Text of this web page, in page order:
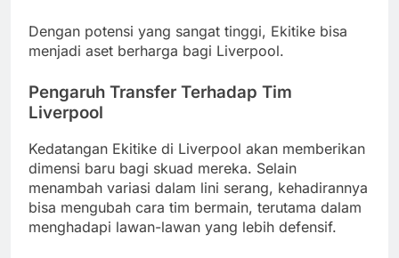
Dengan potensi yang sangat tinggi, Ekitike bisa
menjadi aset berharga bagi Liverpool.
Pengaruh Transfer Terhadap Tim
Liverpool
Kedatangan Ekitike di Liverpool akan memberikan
dimensi baru bagi skuad mereka. Selain
menambah variasi dalam lini serang, kehadirannya
bisa mengubah cara tim bermain, terutama dalam
menghadapi lawan-lawan yang lebih defensif.